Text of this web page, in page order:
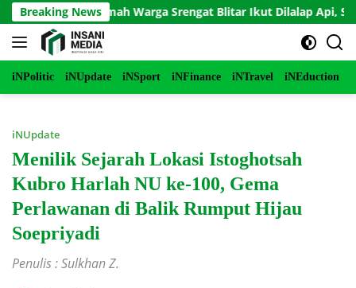
Langsung
ke
konten
Breaking News
Rumah Warga Srengat Blitar Ikut Dilalap Api, Segini
iNPolitic iNUpdate iNSport iNFinance iNTravel iNEduction
iNUpdate
Menilik Sejarah Lokasi Istoghotsah
Kubro Harlah NU ke-100, Gema
Perlawanan di Balik Rumput Hijau
Soepriyadi
Penulis : Sulkhan Z.